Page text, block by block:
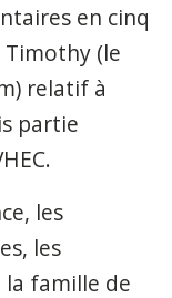
en cinq
(le
relatif à
partie
les
les
famille de